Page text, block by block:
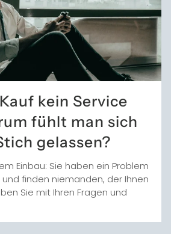
kein Service
fühlt man sich
gelassen?
Einbau: Sie haben ein Problem
finden niemanden, der Ihnen
Sie mit Ihren Fragen und